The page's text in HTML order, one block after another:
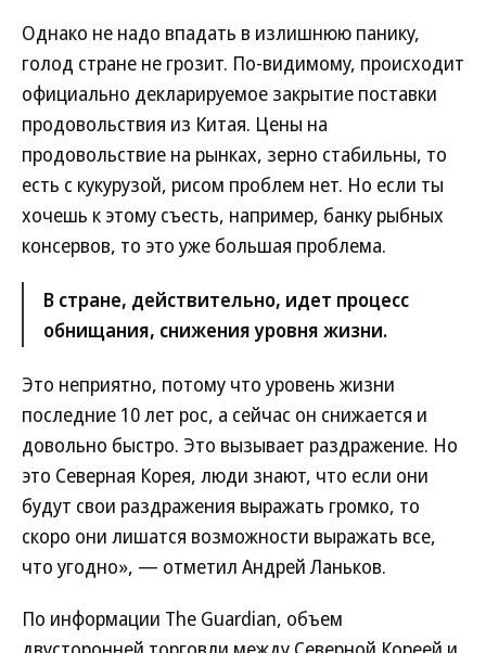
Однако не надо впадать в излишнюю панику,
голод стране не грозит. По-видимому, происходит
официально декларируемое закрытие поставки
продовольствия из Китая. Цены на
продовольствие на рынках, зерно стабильны, то
есть с кукурузой, рисом проблем нет. Но если ты
хочешь к этому съесть, например, банку рыбных
консервов, то это уже большая проблема.
В стране, действительно, идет процесс
обнищания, снижения уровня жизни.
Это неприятно, потому что уровень жизни
последние 10 лет рос, а сейчас он снижается и
довольно быстро. Это вызывает раздражение. Но
это Северная Корея, люди знают, что если они
будут свои раздражения выражать громко, то
скоро они лишатся возможности выражать все,
что угодно», — отметил Андрей Ланьков.
По информации The Guardian, объем